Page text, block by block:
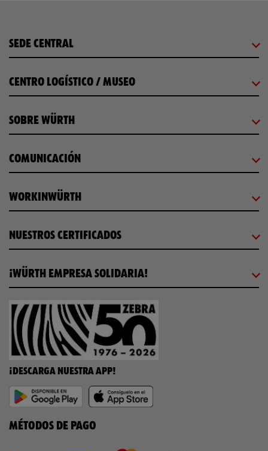
SEDE CENTRAL
CENTRO LOGÍSTICO / MUSEO
SOBRE WÜRTH
COMUNICACIÓN
WORKINWÜRTH
NUESTROS CERTIFICADOS
¡WÜRTH EMPRESA SOLIDARIA!
¡DESCARGA NUESTRA APP!
MÉTODOS DE PAGO